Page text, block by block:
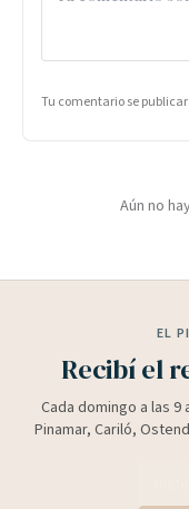
Tu comentario se
Aún no
EL
Recibí el
Cada domingo a las
Pinamar, Cariló,